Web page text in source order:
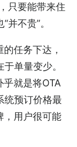
只要能带来住
不贵”。
任务下达，
单量变少。
乎就是将OTA
统预订价格最
，用户很可能